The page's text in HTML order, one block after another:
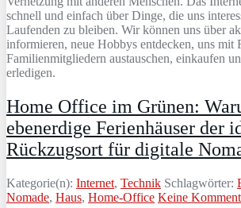
schnell und einfach über Dinge, die uns
Laufenden zu bleiben. Wir können uns über
informieren, neue Hobbys entdecken, uns mit
Familienmitgliedern austauschen, einkaufen
erledigen.
Home Office im Grünen:
ebenerdige Ferienhäuser der
Rückzugsort für digitale
Kategorie(n): Internet, Technik Schlagwörter:
Nomade, Haus, Home-Office Keine